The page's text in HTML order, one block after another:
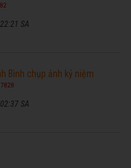
SA
Bình chụp ảnh kỷ niệm
SA